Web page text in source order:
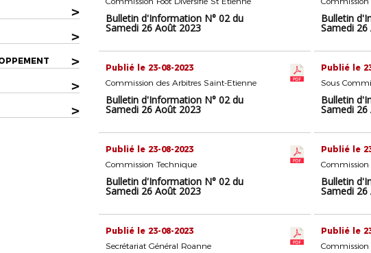
>
>
>
>
>
Bulletin d'Information N° 02 du
Samedi 26 Août 2023
Bulletin
Samedi
Publié le 23-08-2023
Commission des Arbitres Saint-Etienne
Bulletin d'Information N° 02 du
Samedi 26 Août 2023
Publié le
Bulletin
Samedi
Publié le 23-08-2023
Commission Technique
Bulletin d'Information N° 02 du
Samedi 26 Août 2023
Publié le
Bulletin
Samedi
Publié le 23-08-2023
Secrétariat Général Roanne
Publié le
Commission